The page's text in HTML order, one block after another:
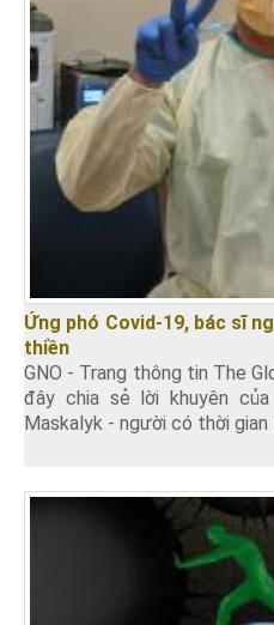
Ứng phó Covid-19, bác sĩ
thiền
GNO - Trang thông tin The
đây chia sẻ lời khuyên
Maskalyk - người có thời gian